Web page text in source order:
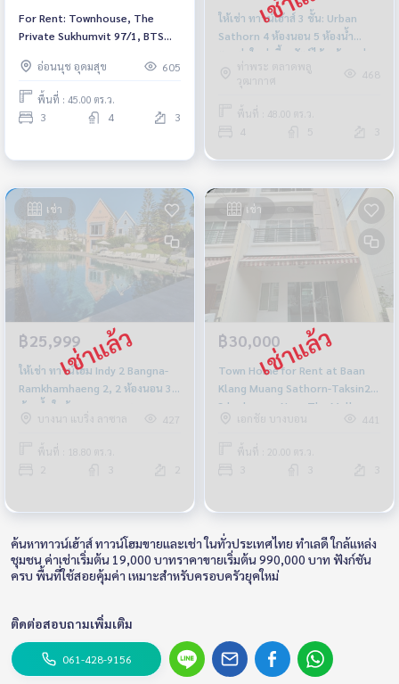
For Rent: Townhouse, The
Private Sukhumvit 97/1, BTS
อ่อนนุช อุดมสุข
605
พื้นที่ : 45.00 ตร.ว.
3 4 3
ให้เช่า ทาวน์เฮ้าส์ 3 ชั้น: Urban
Sathorn 4 ห้องนอน 5 ห้องน้ำ
ตกแต่งใหม่ เลี้ยงสัตว์ได้ พร้อมอยู่
ใกล้ BTS บางหว้า
ท่าพระ ตลาดพลู
วุฒากาศ
468
พื้นที่ : 48.00 ตร.ว.
4 5
เช่า
฿25,999
ให้เช่า ทาวน์โฮม Indy 2 Bangna-
Ramkhamhaeng 2, 2 ห้องนอน 3
ห้องน้ำ ใกล้ เมกาบางนา ราคา
25,999 บาท
บางนา แบริ่ง ลาซาล 427
พื้นที่ : 18.80 ตร.ว.
เช่า
฿30,000
Town Home for Rent at Baan
Klang Muang Sathorn-Taksin2,
3 bedroom, Near The Mall
Thaphra, Fully furniture, Ready
to move in
เอกชัย บางบอน 441
พื้นที่ : 20.00 ตร.ว.
ค้นหาทาวน์เฮ้าส์ ทาวน์โฮมขายและเช่า ในทั่วประเทศไทย ทำเลดี ใกล้แหล่ง
ชุมชน ค่าเช่าเริ่มต้น 19,000 บาทราคาขายเริ่มต้น 990,000 บาท ฟังก์ชัน
ครบ พื้นที่ใช้สอยคุ้มค่า เหมาะสำหรับครอบครัวยุคใหม่
ติดต่อสอบถามเพิ่มเติม
061-428-9156